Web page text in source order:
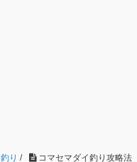
釣り / コマセマダイ釣り攻略